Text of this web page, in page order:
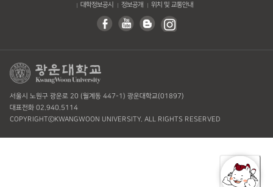
대학정보공시
정보공개 위치 및 교통안내
서울시 노원구 광운로 20 (월계동 447-1) 광운대학교(01897)
대표전화 02.940.5114
COPYRIGHTⓒKWANGWOON UNIVERSITY. ALL RIGHTS RESERVED